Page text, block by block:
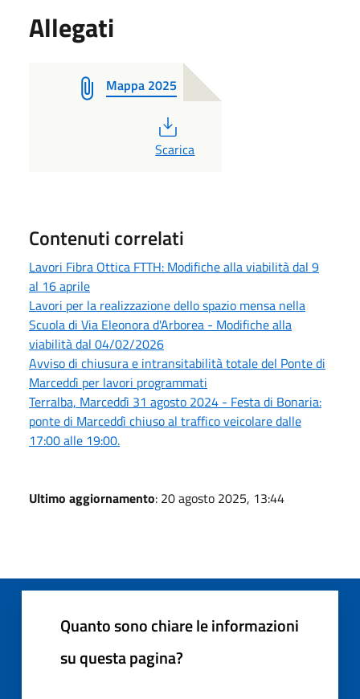
Allegati
Mappa 2025
PDF
Scarica
Contenuti correlati
Lavori Fibra Ottica FTTH: Modifiche alla viabilità dal 9
al 16 aprile
Lavori per la realizzazione dello spazio mensa nella
Scuola di Via Eleonora d'Arborea - Modifiche alla
viabilità dal 04/02/2026
Avviso di chiusura e intransitabilità totale del Ponte di
Marceddì per lavori programmati
Terralba, Marceddì 31 agosto 2024 - Festa di Bonaria:
ponte di Marceddì chiuso al traffico veicolare dalle
17:00 alle 19:00.
Ultimo aggiornamento: 20 agosto 2025, 13:44
Quanto sono chiare le informazioni
su questa pagina?